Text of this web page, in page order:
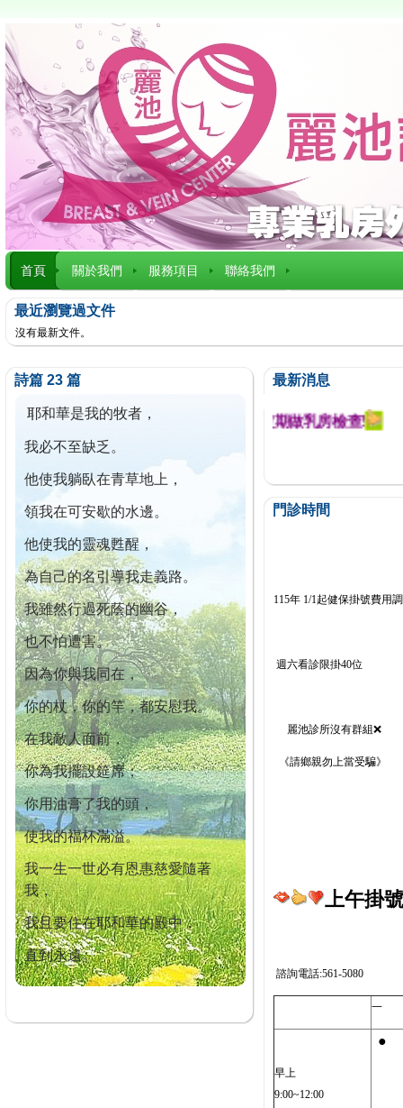
首頁 關於我們 服務項目 聯絡我們
最近瀏覽過文件
沒有最新文件。
詩篇 23 篇
耶和華是我的牧者，
我必不至缺乏。
他使我躺臥在青草地上，
領我在可安歇的水邊。
他使我的靈魂甦醒，
為自己的名引導我走義路。
我雖然行過死蔭的幽谷，
也不怕遭害。
因為你與我同在，
你的杖，你的竿，都安慰我。
在我敵人面前，
你為我擺設筵席；
你用油膏了我的頭，
使我的福杯滿溢。
我一生一世必有恩惠慈愛隨著
我，
我且要住在耶和華的殿中，
直到永遠。
最新消息
今已篩檢出1700位乳癌患者,提醒您定期做乳房檢查!
門診時間
115年 1/1起健保掛號費用
週六看診限掛40位
麗池診所沒有群組❌
《請鄉親勿上當受騙》
上午掛
諮詢電話:561-5080
一
早上
9:00~12:00
●